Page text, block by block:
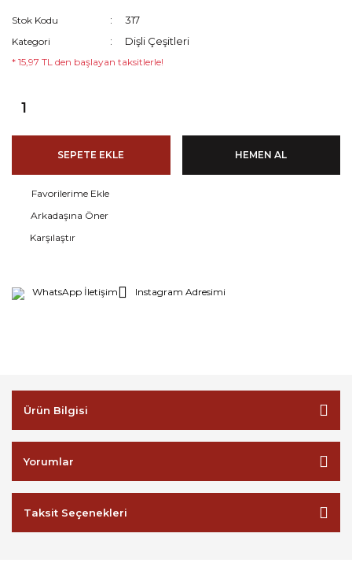
Stok Kodu 317
Kategori Dişli Çeşitleri
* 15,97 TL den başlayan taksitlerle!
SEPETE EKLE HEMEN AL
Arkadaşına Öner
Karşılaştır
WhatsApp İletişim Instagram Adresimi
Ürün Bilgisi
Yorumlar
Taksit Seçenekleri